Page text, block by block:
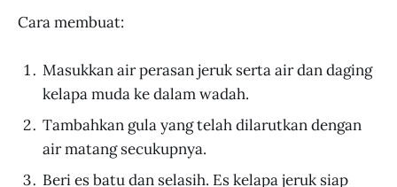
Cara membuat:
Masukkan air perasan jeruk serta air dan daging
kelapa muda ke dalam wadah.
Tambahkan gula yang telah dilarutkan dengan
air matang secukupnya.
Beri es batu dan selasih. Es kelapa jeruk siap